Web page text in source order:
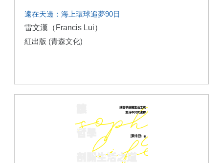
遠在天邊：海上環球追夢90日
雷文漢（Francis Lui）
紅出版 (青森文化)